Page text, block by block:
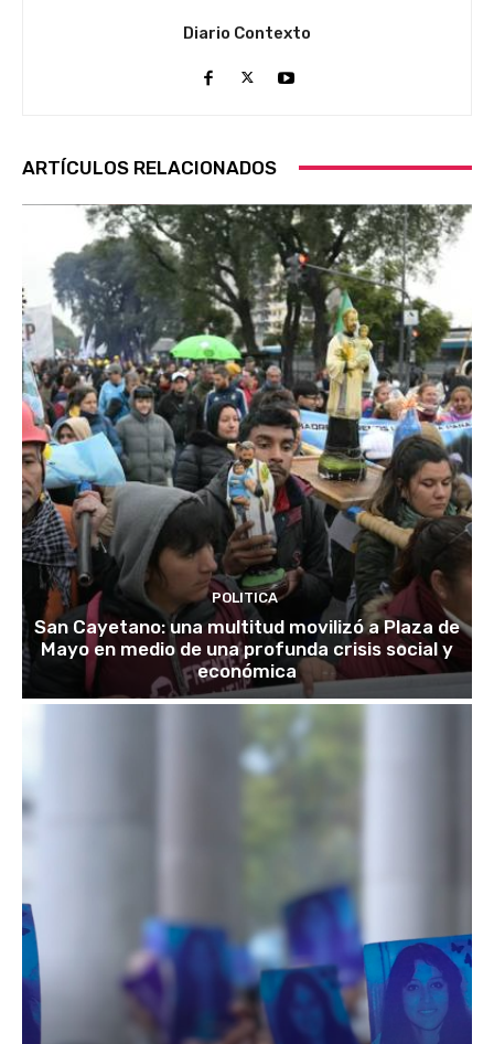
Diario Contexto
ARTÍCULOS RELACIONADOS
POLITICA
San Cayetano: una multitud movilizó a Plaza de
Mayo en medio de una profunda crisis social y
económica